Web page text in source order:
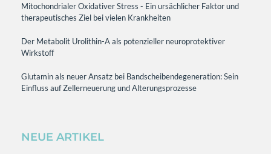
Mitochondrialer Oxidativer Stress - Ein ursächlicher Faktor und
therapeutisches Ziel bei vielen Krankheiten
Der Metabolit Urolithin-A als potenzieller neuroprotektiver
Wirkstoff
Glutamin als neuer Ansatz bei Bandscheibendegeneration: Sein
Einfluss auf Zellerneuerung und Alterungsprozesse
NEUE ARTIKEL